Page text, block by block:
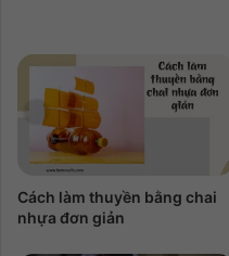
Cách làm thuyền bằng chai
nhựa đơn giản